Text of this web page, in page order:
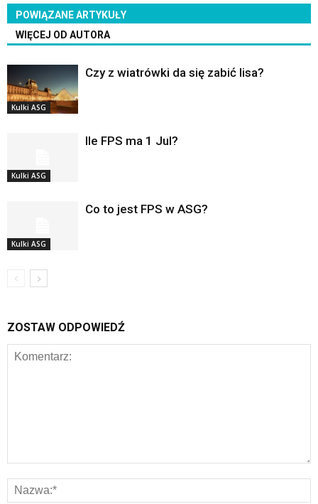
POWIĄZANE ARTYKUŁY
WIĘCEJ OD AUTORA
Kulki ASG
Czy z wiatrówki da się zabić lisa?
Kulki ASG
Ile FPS ma 1 Jul?
Kulki ASG
Co to jest FPS w ASG?
ZOSTAW ODPOWIEDŹ